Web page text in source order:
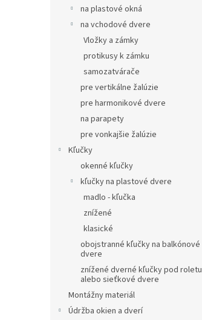
na plastové okná
na vchodové dvere
Vložky a zámky
protikusy k zámku
samozatvárače
pre vertikálne žalúzie
pre harmonikové dvere
na parapety
pre vonkajšie žalúzie
Kľučky
okenné kľučky
kľučky na plastové dvere
madlo - kľučka
znížené
klasické
obojstranné kľučky na balkónové
dvere
znížené dverné kľučky pod roletu
alebo sieťkové dvere
Montážny materiál
Údržba okien a dverí